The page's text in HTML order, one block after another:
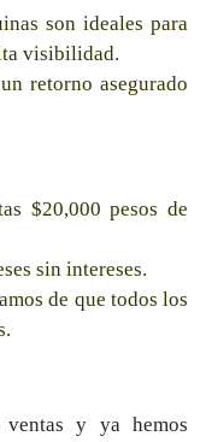
son ideales para
visibilidad.
retorno asegurado
$20,000 pesos de
sin intereses.
de que todos los
ventas y ya hemos